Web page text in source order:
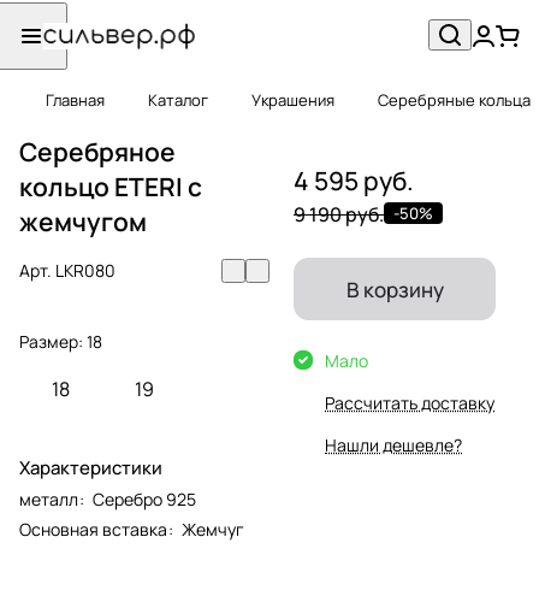
Главная Каталог Украшения Серебряные кольца
Серебряное
кольцо ETERI с
жемчугом
Арт. LKR080
Размер: 18
18 19
Характеристики
металл: Серебро 925
Основная вставка: Жемчуг
4 595 руб.
9 190 руб. -50%
В корзину
Мало
Рассчитать доставку
Нашли дешевле?